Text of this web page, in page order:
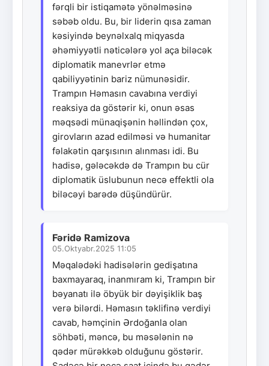
fərqli bir istiqamətə yönəlməsinə
səbəb oldu. Bu, bir liderin qısa zaman
kəsiyində beynəlxalq miqyasda
əhəmiyyətli nəticələrə yol aça biləcək
diplomatik manevrlər etmə
qabiliyyətinin bariz nümunəsidir.
Trampın Həmasın cavabına verdiyi
reaksiya da göstərir ki, onun əsas
məqsədi münaqişənin həllindən çox,
girovların azad edilməsi və humanitar
fəlakətin qarşısının alınması idi. Bu
hadisə, gələcəkdə də Trampın bu cür
diplomatik üslubunun necə effektli ola
biləcəyi barədə düşündürür.
Fəridə Ramizova
05.Oktyabr.2025 11:05
Məqalədəki hadisələrin gedişatına
baxmayaraq, inanmıram ki, Trampın bir
bəyanatı ilə öbyük bir dəyişiklik baş
verə bilərdi. Həmasın təklifinə verdiyi
cavab, həmçinin Ərdoğanla olan
söhbəti, məncə, bu məsələnin nə
qədər mürəkkəb olduğunu göstərir.